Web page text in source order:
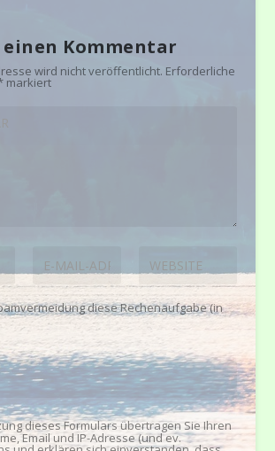
einen Kommentar
wird nicht veröffentlicht. Erforderliche
markiert
diese Rechenaufgabe (in
dieses Formulars übertragen Sie Ihren
Email und IP-Adresse (und ev.